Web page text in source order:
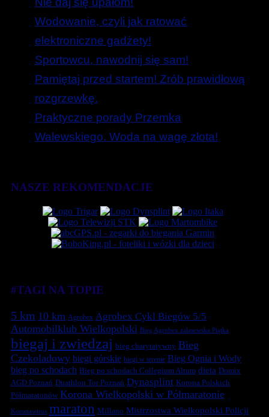
Wodowanie, czyli jak ratować
elektroniczne gadżety!
Sportowcu, nawodnij się sam!
Pamiętaj przed startem! Zrób prawidłową
rozgrzewkę.
Praktyczne porady Przemka
Walewskiego. Woda na wagę złota!
NASZE REKOMENDACJE
#TAGI NA TOPIE
5 km 10 km Agrobex Agrobex Cykl Biegów 5/5
Automobilklub Wielkopolski Bieg Agrobex zalasewska Piątka
biegaj i zwiedzaj bieg charytatywny Bieg
Czekoladowy biegi górskie biegi w terenie Bieg Ognia i Wody
bieg po schodach Bieg po schodach Collegium Altum dieta Domix
AGD Poznań Duathlon Tor Poznań Dynasplint Korona Polskich
Półmaratonów Korona Wielkopolski w Półmaratonie
Koronawirus maraton Millano Mistrzostwa Wielkopolski Policji